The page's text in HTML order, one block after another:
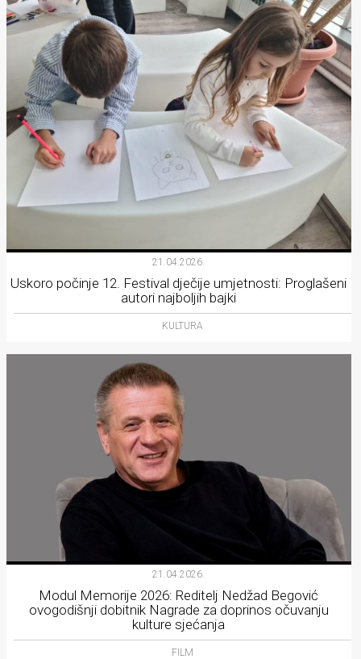
21.04.2026.
Uskoro počinje 12. Festival dječije umjetnosti: Proglašeni
autori najboljih bajki
KULTURA
21.04.2026.
Modul Memorije 2026: Reditelj Nedžad Begović
ovogodišnji dobitnik Nagrade za doprinos očuvanju
kulture sjećanja
FILM